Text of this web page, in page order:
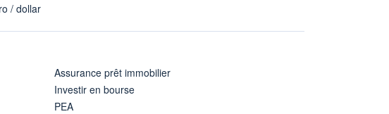
/ dollar
Assurance prêt immobilier
Investir en bourse
PEA